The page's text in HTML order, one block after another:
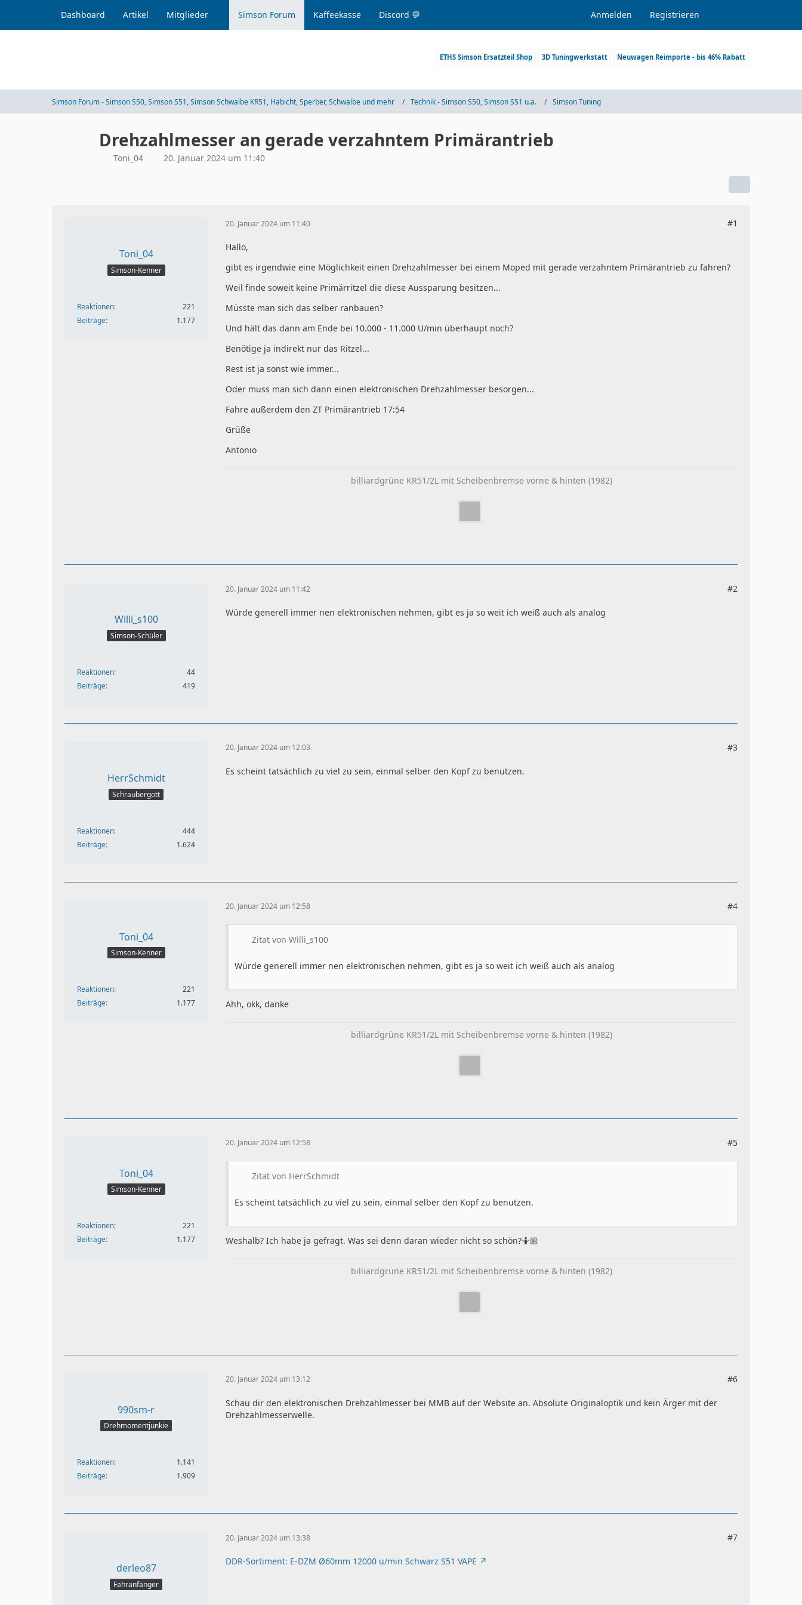
Dashboard Artikel Mitglieder Simson Forum Kaffeekasse Discord 💬 Anmelden Registrieren
ETHS Simson Ersatzteil Shop 3D Tuningwerkstatt Neuwagen Reimporte - bis 46% Rabatt
Simson Forum - Simson S50, Simson S51, Simson Schwalbe KR51, Habicht, Sperber, Schwalbe und mehr Technik - Simson S50, Simson S51 u.a. Simson Tuning
Drehzahlmesser an gerade verzahntem Primärantrieb
Toni_04 20. Januar 2024 um 11:40
Toni_04
Simson-Kenner
Reaktionen
221
Beiträge
1.177
20. Januar 2024 um 11:40 #1
Hallo,
gibt es irgendwie eine Möglichkeit einen Drehzahlmesser bei einem Moped mit gerade verzahntem Primärantrieb zu fahren?
Weil finde soweit keine Primärritzel die diese Aussparung besitzen...
Müsste man sich das selber ranbauen?
Und hält das dann am Ende bei 10.000 - 11.000 U/min überhaupt noch?
Benötige ja indirekt nur das Ritzel...
Rest ist ja sonst wie immer...
Oder muss man sich dann einen elektronischen Drehzahlmesser besorgen...
Fahre außerdem den ZT Primärantrieb 17:54
Grüße
Antonio
billiardgrüne KR51/2L mit Scheibenbremse vorne & hinten (1982)
Willi_s100
Simson-Schüler
Reaktionen
44
Beiträge
419
20. Januar 2024 um 11:42 #2
Würde generell immer nen elektronischen nehmen, gibt es ja so weit ich weiß auch als analog
HerrSchmidt
Schraubergott
Reaktionen
444
Beiträge
1.624
20. Januar 2024 um 12:03 #3
Es scheint tatsächlich zu viel zu sein, einmal selber den Kopf zu benutzen.
Toni_04
Simson-Kenner
Reaktionen
221
Beiträge
1.177
20. Januar 2024 um 12:58 #4
Zitat von Willi_s100
Würde generell immer nen elektronischen nehmen, gibt es ja so weit ich weiß auch als analog
Ahh, okk, danke
billiardgrüne KR51/2L mit Scheibenbremse vorne & hinten (1982)
Toni_04
Simson-Kenner
Reaktionen
221
Beiträge
1.177
20. Januar 2024 um 12:58 #5
Zitat von HerrSchmidt
Es scheint tatsächlich zu viel zu sein, einmal selber den Kopf zu benutzen.
Weshalb? Ich habe ja gefragt. Was sei denn daran wieder nicht so schön?🤷🏼
billiardgrüne KR51/2L mit Scheibenbremse vorne & hinten (1982)
990sm-r
Drehmomentjunkie
Reaktionen
1.141
Beiträge
1.909
20. Januar 2024 um 13:12 #6
Schau dir den elektronischen Drehzahlmesser bei MMB auf der Website an. Absolute Originaloptik und kein Ärger mit der
Drehzahlmesserwelle.
derleo87
Fahranfänger
20. Januar 2024 um 13:38 #7
DDR-Sortiment: E-DZM Ø60mm 12000 u/min Schwarz S51 VAPE